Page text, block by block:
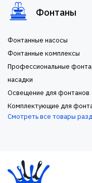
Фонтаны
Фонтанные насосы
Фонтанные комплексы
Профессиональные
насадки
Освещение для фонтанов
Комплектующие для
Смотреть все товары